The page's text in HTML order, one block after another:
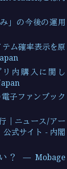
」の今後の運用
ム確率表示を原
内購入に関し
子ファンブック
｜ニュース/アー
公式サイト - 内閣
？ — Mobage